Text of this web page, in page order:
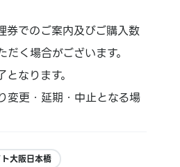
券でのご案内及びご購入数
く場合がございます。
なります。
変更・延期・中止となる場
大阪日本橋